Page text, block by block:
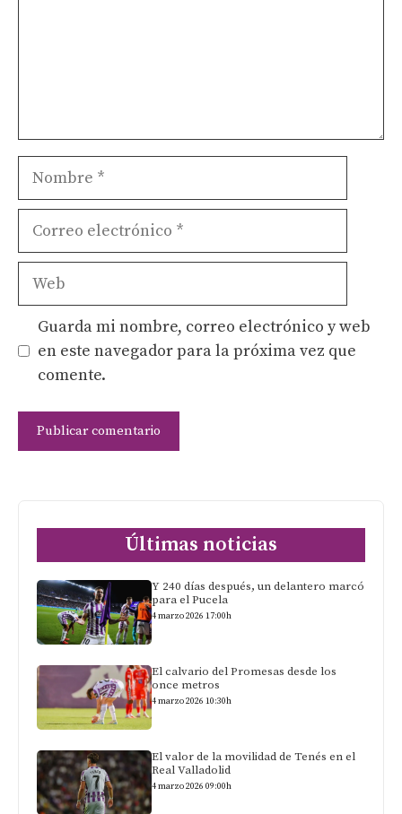
Nombre
Correo
Web
Guarda mi nombre, correo electrónico y web
en este navegador para la próxima vez que
comente.
Últimas noticias
Y 240 días después, un delantero marcó
para el Pucela
4 marzo 2026 17:00h
El calvario del Promesas desde los
once metros
4 marzo 2026 10:30h
El valor de la movilidad de Tenés en el
Real Valladolid
4 marzo 2026 09:00h